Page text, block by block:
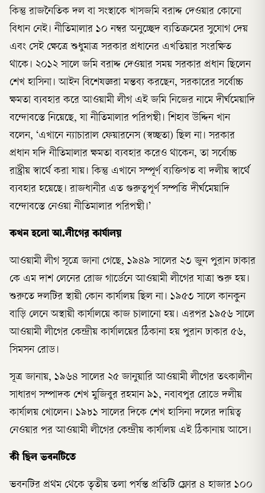
কিন্তু রাজনৈতিক দল বা সংস্থাকে খাসজমি বরাদ্দ দেওয়ার কোনো
বিধান নেই। নীতিমালার ১০ নম্বর অনুচ্ছেদ ব্যতিক্রমের সুযোগ দেয়
এবং সেই ক্ষেত্রে শুধুমাত্র সরকার প্রধানের এখতিয়ার সংরক্ষিত
থাকে। ২০১২ সালে জমি বরাদ্দ দেওয়ার সময় সরকার প্রধান ছিলেন
শেখ হাসিনা। আইন বিশেষজ্ঞরা মন্তব্য করছেন, সরকারের সর্বোচ্চ
ক্ষমতা ব্যবহার করে আওয়ামী লীগ এই জমি নিজের নামে দীর্ঘমেয়াদি
বন্দোবস্তে নিয়েছে, যা নীতিমালার পরিপন্থী। শিহাব উদ্দিন খান
বলেন, ‘এখানে ন্যাচারাল ফেয়ারনেস (স্বচ্ছতা) ছিল না। সরকার
প্রধান যদি নীতিমালার ক্ষমতা ব্যবহার করেও থাকেন, তা সর্বোচ্চ
রাষ্ট্রীয় স্বার্থে করা যায়। কিন্তু এখানে সম্পূর্ণ ব্যক্তিগত বা দলীয় স্বার্থে
ব্যবহার হয়েছে। রাজধানীর এত গুরুত্বপূর্ণ সম্পত্তি দীর্ঘমেয়াদি
বন্দোবস্তে নেওয়া নীতিমালার পরিপন্থী।’
কখন হলো আ.লীগের কার্যালয়
আওয়ামী লীগ সূত্রে জানা গেছে, ১৯৪৯ সালের ২৩ জুন পুরান ঢাকার
কে এম দাশ লেনের রোজ গার্ডেনে আওয়ামী লীগের যাত্রা শুরু হয়।
শুরুতে দলটির স্থায়ী কোন কার্যালয় ছিল না। ১৯৫৩ সালে কানকুন
বাড়ি লেনে অস্থায়ী কার্যালয়ে কাজ চালানো হয়। এরপর ১৯৫৬ সালে
আওয়ামী লীগের কেন্দ্রীয় কার্যালয়ের ঠিকানা হয় পুরান ঢাকার ৫৬,
সিমসন রোড।
সূত্র জানায়, ১৯৬৪ সালের ২৫ জানুয়ারি আওয়ামী লীগের তৎকালীন
সাধারণ সম্পাদক শেখ মুজিবুর রহমান ৯১, নবাবপুর রোডে দলীয়
কার্যালয় খোলেন। ১৯৮১ সালের দিকে শেখ হাসিনা দলের দায়িত্ব
নেওয়ার পর আওয়ামী লীগের কেন্দ্রীয় কার্যালয় এই ঠিকানায় আসে।
কী ছিল ভবনটিতে
ভবনটির প্রথম থেকে তৃতীয় তলা পর্যন্ত প্রতিটি ফ্লোর ৪ হাজার ১০০